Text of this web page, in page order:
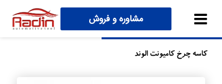
مشاوره و فروش
کاسه چرخ کامیونت الوند